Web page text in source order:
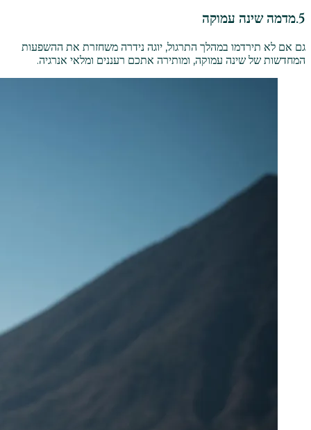
5.מדמה שינה עמוקה
גם אם לא תירדמו במהלך התרגול, יוגה נידרה משחזרת את ההשפעות
המחדשות של שינה עמוקה, ומותירה אתכם רעננים ומלאי אנרגיה.